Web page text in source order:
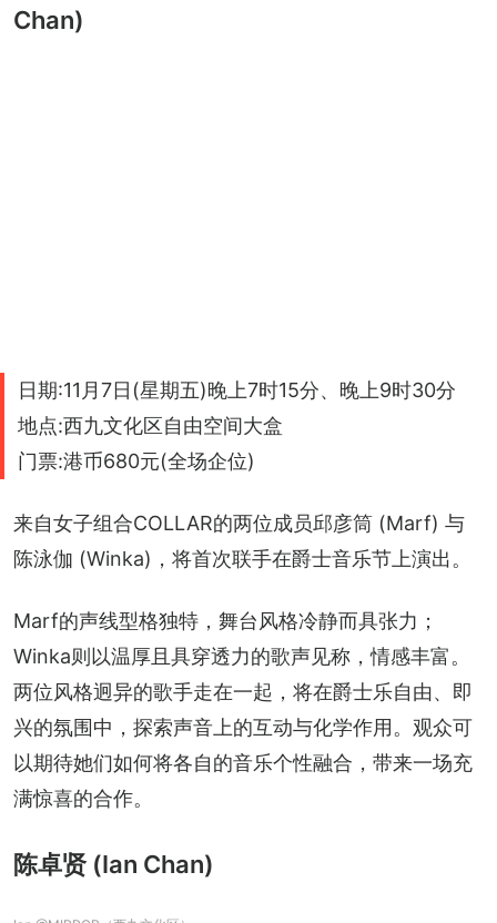
Chan)
日期:11月7日(星期五)晚上7时15分、晚上9时30分
地点:西九文化区自由空间大盒
门票:港币680元(全场企位)
来自女子组合COLLAR的两位成员邱彦筒 (Marf) 与
陈泳伽 (Winka)，将首次联手在爵士音乐节上演出。
Marf的声线型格独特，舞台风格冷静而具张力；
Winka则以温厚且具穿透力的歌声见称，情感丰富。
两位风格迥异的歌手走在一起，将在爵士乐自由、即
兴的氛围中，探索声音上的互动与化学作用。观众可
以期待她们如何将各自的音乐个性融合，带来一场充
满惊喜的合作。
陈卓贤 (Ian Chan)